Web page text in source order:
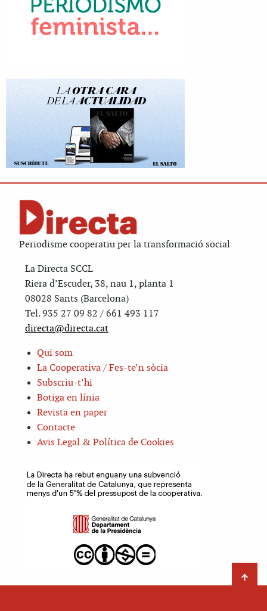
Periodisme cooperatiu per la transformació social
La Directa SCCL
Riera d’Escuder, 38, nau 1, planta 1
08028 Sants (Barcelona)
Tel. 935 27 09 82 / 661 493 117
directa@directa.cat
Qui som
La Cooperativa / Fes-te’n sòcia
Subscriu-t’hi
Botiga en línia
Revista en paper
Contacte
Avis Legal & Política de Cookies